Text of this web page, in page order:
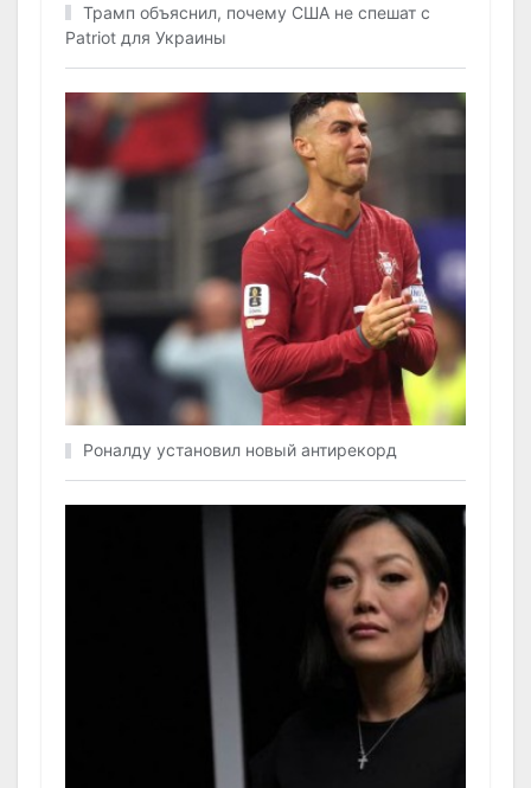
Трамп объяснил, почему США не спешат с
Patriot для Украины
Роналду установил новый антирекорд